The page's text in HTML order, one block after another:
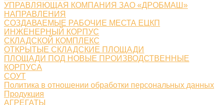
УПРАВЛЯЮЩАЯ КОМПАНИЯ ЗАО «ДРОБМАШ»
НАПРАВЛЕНИЯ
СОЗДАВАЕМЫЕ РАБОЧИЕ МЕСТА ЕЦКП
ИНЖЕНЕРНЫЙ КОРПУС
СКЛАДСКОЙ КОМПЛЕКС
ОТКРЫТЫЕ СКЛАДСКИЕ ПЛОЩАДИ
ПЛОЩАДИ ПОД НОВЫЕ ПРОИЗВОДСТВЕННЫЕ
КОРПУСА
СОУТ
Политика в отношении обработки персональных данных
Продукция
АГРЕГАТЫ